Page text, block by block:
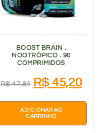
BOOST BRAIN .
NOOTRÓPICO . 90
COMPRIMIDOS
R$47,84 R$45,20
ADICIONAR AO
CARRINHO